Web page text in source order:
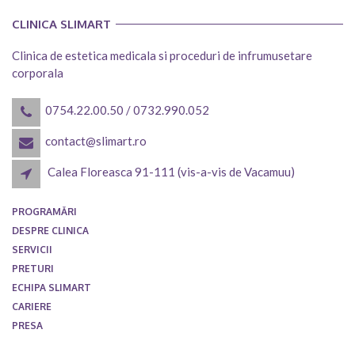
CLINICA SLIMART
Clinica de estetica medicala si proceduri de infrumusetare
corporala
0754.22.00.50 /0732.990.052
contact@slimart.ro
Calea Floreasca 91-111 (vis-a-vis de Vacamuu)
PROGRAMĂRI
DESPRE CLINICA
SERVICII
PRETURI
ECHIPA SLIMART
CARIERE
PRESA